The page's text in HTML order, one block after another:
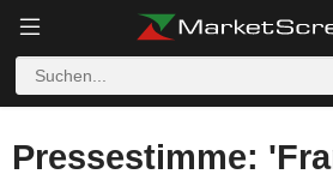
Pressestimme: